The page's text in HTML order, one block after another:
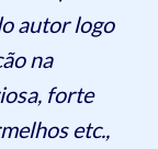
autor logo
na
forte
etc.,